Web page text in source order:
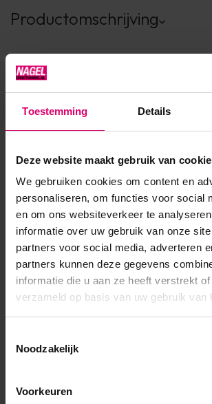
Toestemming Details
Deze website maakt gebruik van
We gebruiken cookies om content en
personaliseren, om functies voor social
en om ons websiteverkeer te
informatie over uw gebruik van onze
partners voor social media, adverteren
partners kunnen deze gegevens
informatie die u aan ze heeft verstrekt
verzameld op basis van uw gebruik van
Noodzakelijk
Voorkeuren
Productomschrijving
Artikelnummer 40470
SKU 565971